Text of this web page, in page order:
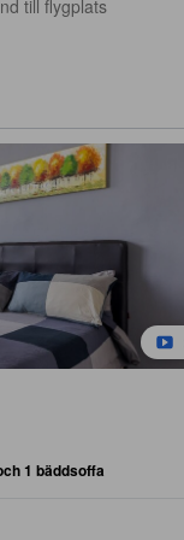
till flygplats
1 bäddsoffa